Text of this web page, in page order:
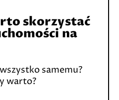
skorzystać
na
samemu?
warto?